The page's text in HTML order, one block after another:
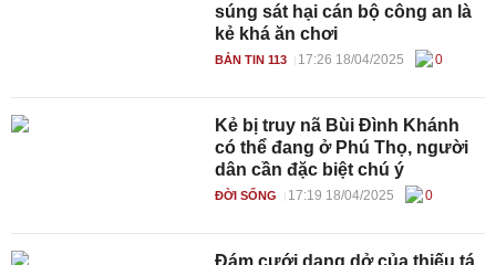
súng sát hại cán bộ công an là
kẻ khá ăn chơi
BẢN TIN 113 17:26 18/04/2025 0
Kẻ bị truy nã Bùi Đình Khánh
có thể đang ở Phú Thọ, người
dân cần đặc biệt chú ý
ĐỜI SỐNG 17:19 18/04/2025 0
Đám cưới dang dở của thiếu tá